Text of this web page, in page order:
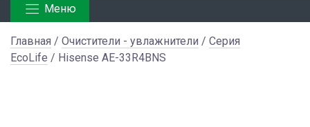
Меню
Главная / Очистители - увлажнители / Серия
EcoLife / Hisense AE-33R4BNS